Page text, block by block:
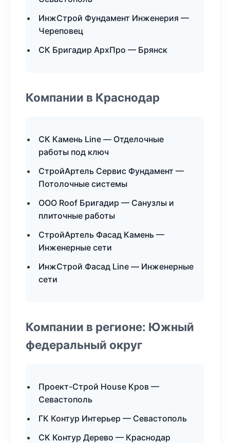
ИнжСтрой Фундамент Инженерия —
Череповец
СК Бригадир АрхПро — Брянск
Компании в Краснодар
СК Камень Line — Отделочные
работы под ключ
СтройАртель Сервис Фундамент —
Потолочные системы
ООО Roof Бригадир — Санузлы и
плиточные работы
СтройАртель Фасад Камень —
Инженерные сети
ИнжСтрой Фасад Line — Инженерные
сети
Компании в регионе: Южный
федеральный округ
Проект-Строй House Кров —
Севастополь
ГК Контур Интерьер — Севастополь
СК Контур Дерево — Краснодар